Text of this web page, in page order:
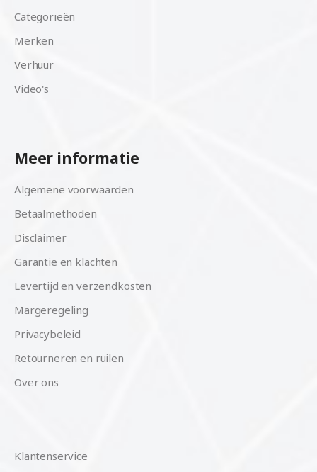
Categorieën
Merken
Verhuur
Video's
Meer informatie
Algemene voorwaarden
Betaalmethoden
Disclaimer
Garantie en klachten
Levertijd en verzendkosten
Margeregeling
Privacybeleid
Retourneren en ruilen
Over ons
Klantenservice